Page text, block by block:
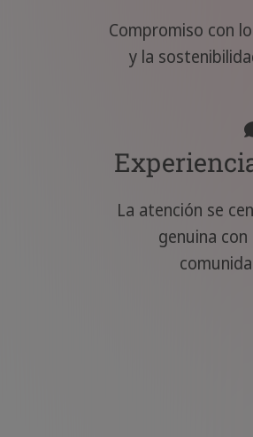
Compromiso con
y la
La atención se
genuina